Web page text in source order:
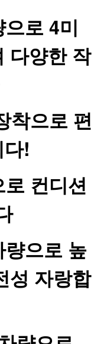
로 4미
다양한 작
착으로 편
!
컨디션
으로 높
성 자랑합